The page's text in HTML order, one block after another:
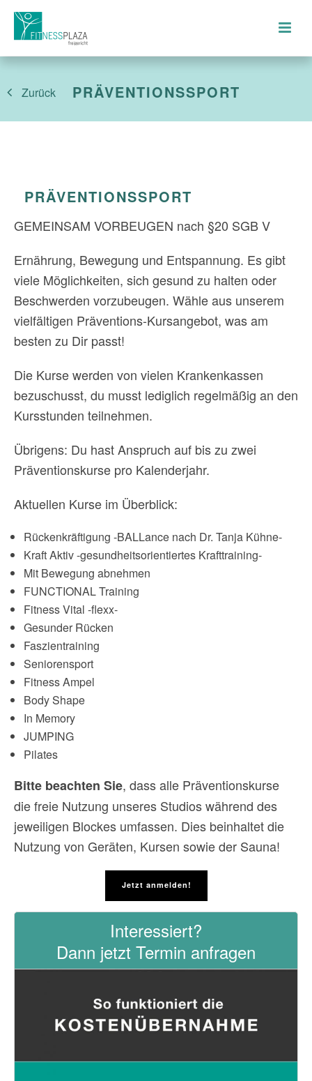
Zurück PRÄVENTIONSSPORT
PRÄVENTIONSSPORT
GEMEINSAM VORBEUGEN nach §20 SGB V
Ernährung, Bewegung und Entspannung. Es gibt
viele Möglichkeiten, sich gesund zu halten oder
Beschwerden vorzubeugen. Wähle aus unserem
vielfältigen Präventions-Kursangebot, was am
besten zu Dir passt!
Die Kurse werden von vielen Krankenkassen
bezuschusst, du musst lediglich regelmäßig an den
Kursstunden teilnehmen.
Übrigens: Du hast Anspruch auf bis zu zwei
Präventionskurse pro Kalenderjahr.
Aktuellen Kurse im Überblick:
Rückenkräftigung -BALLance nach Dr. Tanja Kühne-
Kraft Aktiv -gesundheitsorientiertes Krafttraining-
Mit Bewegung abnehmen
FUNCTIONAL Training
Fitness Vital -flexx-
Gesunder Rücken
Faszientraining
Seniorensport
Fitness Ampel
Body Shape
In Memory
JUMPING
Pilates
Bitte beachten Sie, dass alle Präventionskurse
die freie Nutzung unseres Studios während des
jeweiligen Blockes umfassen. Dies beinhaltet die
Nutzung von Geräten, Kursen sowie der Sauna!
Jetzt anmelden!
Interessiert?
Dann jetzt Termin anfragen